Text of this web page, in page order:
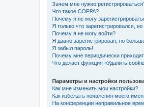
Зачем мне нужно
Что такое COPPA?
Почему я не могу
Я только что зарегистрировался,
Почему я не могу войти?
Я давно зарегистрирован, но
Я забыл пароль!
Почему мне периодически
Что делает функция «Удалить
Параметры и настройки
Как мне изменить мои настройки?
Как избежать появления моего
На конференции неправильное